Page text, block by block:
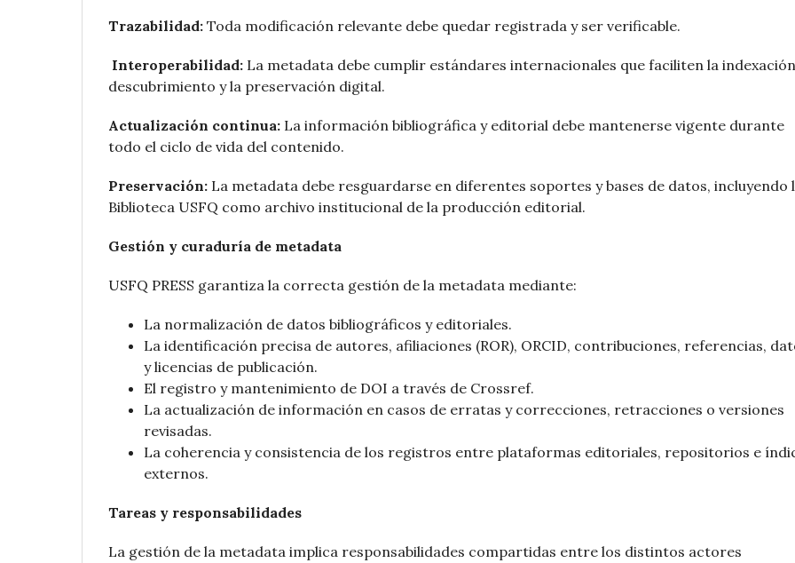
Trazabilidad: Toda modificación relevante debe quedar registrada y ser verificable.
Interoperabilidad: La metadata debe cumplir estándares internacionales que faciliten la
descubrimiento y la preservación digital.
Actualización continua: La información bibliográfica y editorial debe mantenerse vigente durante
todo el ciclo de vida del contenido.
Preservación: La metadata debe resguardarse en diferentes soportes y bases de datos, incluyendo
Biblioteca USFQ como archivo institucional de la producción editorial.
Gestión y curaduría de metadata
USFQ PRESS garantiza la correcta gestión de la metadata mediante:
La normalización de datos bibliográficos y editoriales.
La identificación precisa de autores, afiliaciones (ROR), ORCID, contribuciones, referencias,
y licencias de publicación.
El registro y mantenimiento de DOI a través de Crossref.
La actualización de información en casos de erratas y correcciones, retracciones o versiones
revisadas.
La coherencia y consistencia de los registros entre plataformas editoriales, repositorios e
externos.
Tareas y responsabilidades
La gestión de la metadata implica responsabilidades compartidas entre los distintos actores